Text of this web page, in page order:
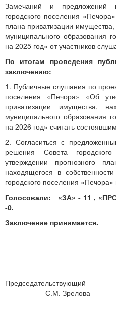
Замечаний и предложений
городского поселения
плана приватизации
муниципального образования
на 2025 год» от участников
По итогам проведения
заключению:
1. Публичные слушания по
поселения «Печора» «Об
приватизации имущества,
муниципального образования
на 2026 год» считать
2. Согласиться с
решения Совета
утверждении прогнозного
находящегося в
городского поселения
Голосовали: «ЗА» - 11 ,
-0.
Заключение принимается.
С.М. Зрелова